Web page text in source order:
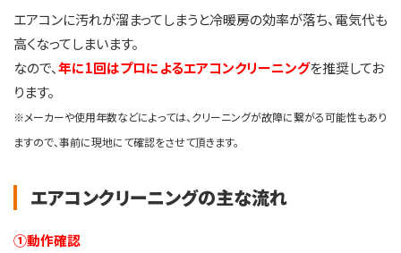
エアコンに汚れが溜まってしまうと冷暖房の効率が落ち、電気代も
高くなってしまいます。
なので、年に1回はプロによるエアコンクリーニングを推奨してお
ります。
※メーカーや使用年数などによっては、クリーニングが故障に繋がる可能性もあり
ますので、事前に現地にて確認をさせて頂きます。
エアコンクリーニングの主な流れ
①動作確認